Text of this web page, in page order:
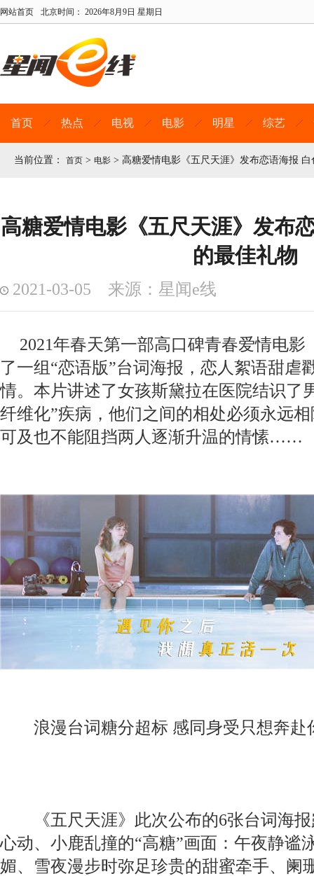
网站首页 北京时间： 2026年8月9日 星期日
首页 热点 电视 电影 明星 综艺
当前位置： 首页 > 电影 > 高糖爱情电影《五尺天涯》发布恋语海报
高糖爱情电影《五尺天涯》发布
的最佳礼物
2021-03-05 来源：星闻e线
2021年春天第一部高口碑青春爱情电
了一组“恋语版”台词海报，恋人絮语甜虐
情。本片讲述了女孩斯黛拉在医院结识了
纤维化”疾病，他们之间的相处必须永远
可及也不能阻挡两人逐渐升温的情愫……
浪漫台词糖分超标 感同身受只想奔赴
《五尺天涯》此次公布的6张台词海报
心动、小鹿乱撞的“高糖”画面：午夜静谧
媚、雪夜漫步时弥足珍贵的甜蜜牵手、阑